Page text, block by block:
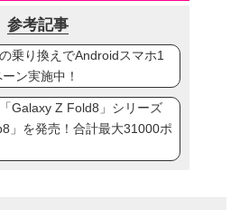
参考記事
乗り換えでAndroidスマホ1
ン実施中！
Galaxy Z Fold8」シリーズ
」を発売！合計最大31000ポ